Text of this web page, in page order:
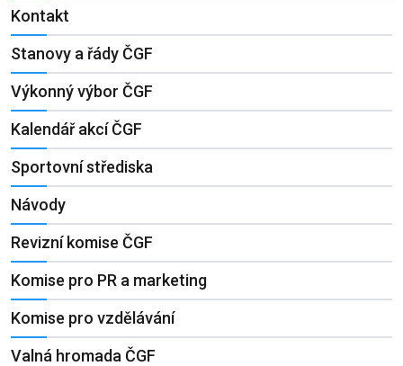
Kontakt
Stanovy a řády ČGF
Výkonný výbor ČGF
Kalendář akcí ČGF
Sportovní střediska
Návody
Revizní komise ČGF
Komise pro PR a marketing
Komise pro vzdělávání
Valná hromada ČGF